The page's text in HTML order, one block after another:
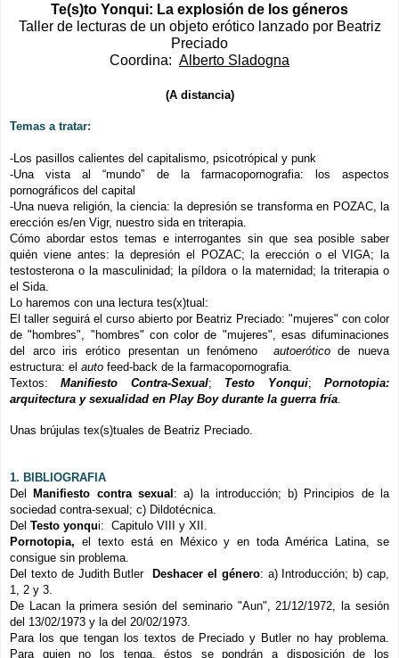
Te(s)to Yonqui: La explosión de los géneros
Taller de lecturas de un objeto erótico lanzado por Beatriz
Preciado
Coordina: Alberto Sladogna
(A distancia)
Temas a tratar:
-Los pasillos calientes del capitalismo, psicotrópical y punk
-Una vista al “mundo” de la farmacopornografia: los aspectos
pornográficos del capital
-Una nueva religión, la ciencia: la depresión se transforma en POZAC, la
erección es/en Vigr, nuestro sida en triterapia.
Cómo abordar estos temas e interrogantes sin que sea posible saber
quién viene antes: la depresión el POZAC; la erección o el VIGA; la
testosterona o la masculinidad; la píldora o la maternidad; la triterapia o
el Sida.
Lo haremos con una lectura tes(x)tual:
El taller seguirá el curso abierto por Beatriz Preciado: "mujeres" con color
de "hombres", "hombres" con color de "mujeres", esas difuminaciones
del arco iris erótico presentan un fenómeno autoeróticode nueva
estructura: el auto feed-back de la farmacopornografia.
Textos:Manifiesto Contra-Sexual; Testo Yonqui;Pornotopia:
arquitectura y sexualidad en Play Boy durante la guerra fría
Unas brújulas tex(s)tuales de Beatriz Preciado.
1. BIBLIOGRAFIA
Del
Manifiesto contra sexual : a) la introducción; b) Principios de la
sociedad contra-sexual; c) Dildotécnica.
Del Testo yonqui: Capitulo VIII y XII.
Pornotopia, el texto está en México y en toda América Latina, se
consigue sin problema.
Del texto de Judith Butler
Deshacer el género: a) Introducción; b) cap,
1, 2 y 3.
De Lacan la primera sesión del seminario "Aun", 21/12/1972, la sesión
del 13/02/1973 y la del 20/02/1973.
Para los que tengan los textos de Preciado y Butler no hay problema.
Para quien no los tenga, éstos se pondrán a disposición de los